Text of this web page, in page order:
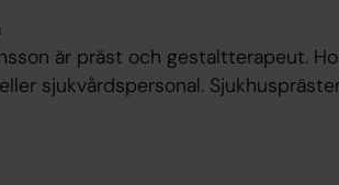
är präst och gestaltterapeut.
sjukvårdspersonal.